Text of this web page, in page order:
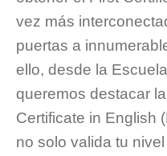
vez más
puertas a
ello, desde la
queremos destacar
Certificate in English
no solo valida tu